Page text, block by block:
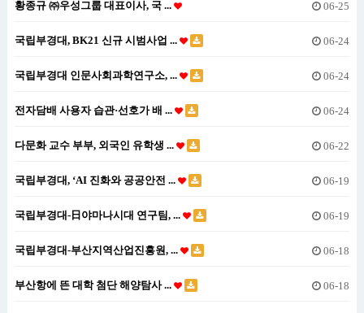
황종규 ㈜우성그룹 대표이사, 국 ... 06-25
국립부경대, BK21 신규 시범사업 ... 06-24
국립부경대 인문사회과학연구소, ... 06-24
전자담배 사용자 습관·선호가 배 ... 06-24
다문화 교수 부부, 외국인 유학생 ... 06-22
국립부경대, ‘AI 진화와 공공안전 ... 06-19
국립부경대-日야마나시대 연구팀, ... 06-19
국립부경대-부산지역산업진흥원, ... 06-18
부산항에 뜬 대학 첨단 해양탐사 ... 06-18